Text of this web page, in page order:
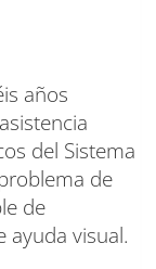
años
del Sistema
de
de
ayuda visual.